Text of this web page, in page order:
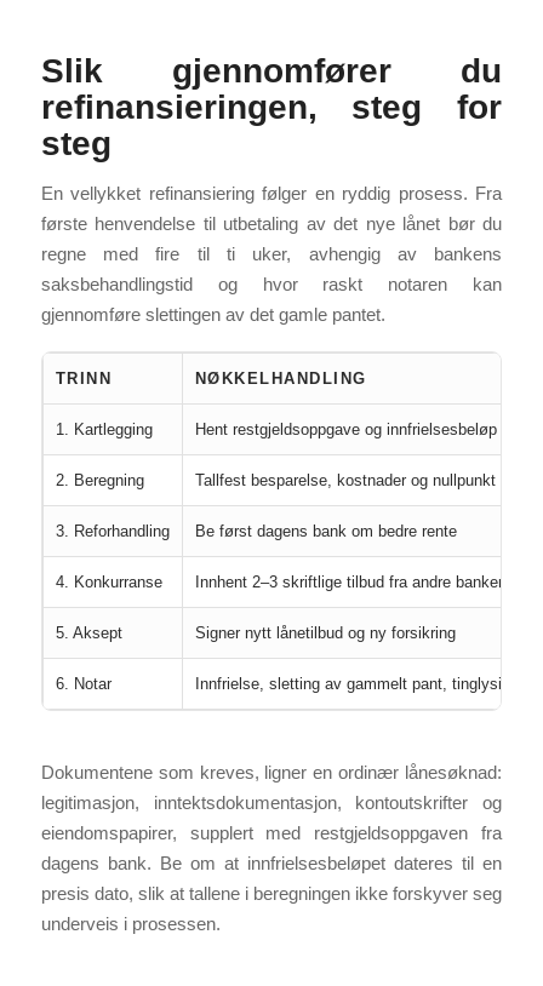
Slik gjennomfører du
refinansieringen, steg for
steg
En vellykket refinansiering følger en ryddig prosess. Fra
første henvendelse til utbetaling av det nye lånet bør du
regne med fire til ti uker, avhengig av bankens
saksbehandlingstid og hvor raskt notaren kan
gjennomføre slettingen av det gamle pantet.
TRINN NØKKELHANDLING
1. Kartlegging Hent restgjeldsoppgave og innfrielsesbeløp fra
2. Beregning Tallfest besparelse, kostnader og nullpunkt
3. Reforhandling Be først dagens bank om bedre rente
4. Konkurranse Innhent 2–3 skriftlige tilbud fra andre banker
5. Aksept Signer nytt lånetilbud og ny forsikring
6. Notar Innfrielse, sletting av gammelt pant, tinglysing
Dokumentene som kreves, ligner en ordinær lånesøknad:
legitimasjon, inntektsdokumentasjon, kontoutskrifter og
eiendomspapirer, supplert med restgjeldsoppgaven fra
dagens bank. Be om at innfrielsesbeløpet dateres til en
presis dato, slik at tallene i beregningen ikke forskyver seg
underveis i prosessen.